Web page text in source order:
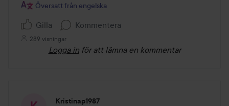
Översatt från engelska
Gilla Kommentera
289 visningar
Logga in för att lämna en kommentar
Kristinap1987